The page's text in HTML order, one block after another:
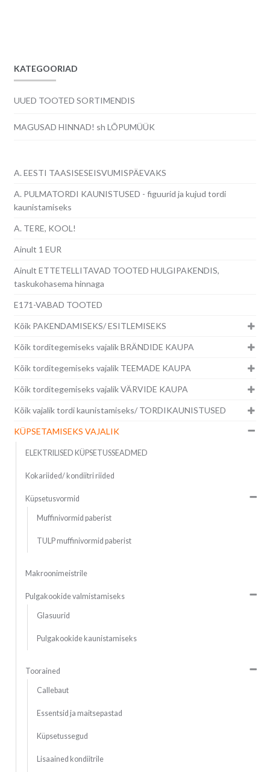
KATEGOORIAD
UUED TOOTED SORTIMENDIS
MAGUSAD HINNAD! sh LÕPUMÜÜK
A. EESTI TAASISESEISVUMISPÄEVAKS
A. PULMATORDI KAUNISTUSED - figuurid ja kujud tordi
kaunistamiseks
A. TERE, KOOL!
Ainult 1 EUR
Ainult ETTETELLITAVAD TOOTED HULGIPAKENDIS,
taskukohasema hinnaga
E171-VABAD TOOTED
Kõik PAKENDAMISEKS/ ESITLEMISEKS
Kõik torditegemiseks vajalik BRÄNDIDE KAUPA
Kõik torditegemiseks vajalik TEEMADE KAUPA
Kõik torditegemiseks vajalik VÄRVIDE KAUPA
Kõik vajalik tordi kaunistamiseks/ TORDIKAUNISTUSED
KÜPSETAMISEKS VAJALIK
ELEKTRILISED KÜPSETUSSEADMED
Kokariided/ kondiitri riided
Küpsetusvormid
Muffinivormid paberist
TULP muffinivormid paberist
Makroonimeistrile
Pulgakookide valmistamiseks
Glasuurid
Pulgakookide kaunistamiseks
Toorained
Callebaut
Essentsid ja maitsepastad
Küpsetussegud
Lisaained kondiitrile